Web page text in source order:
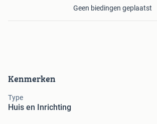
Kenmerken
Type
Huis en Inrichting
Geen biedingen geplaatst